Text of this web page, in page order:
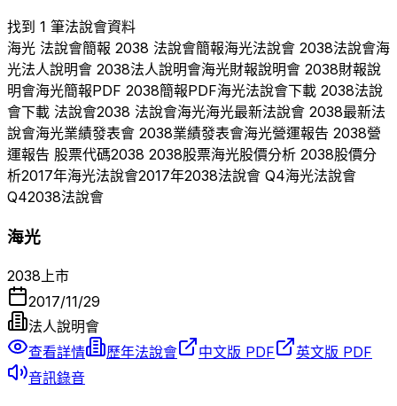
找到 1 筆法說會資料
海光 法說會簡報 2038 法說會簡報海光法說會 2038法說會海
光法人說明會 2038法人說明會海光財報說明會 2038財報說
明會海光簡報PDF 2038簡報PDF海光法說會下載 2038法說
會下載 法說會2038 法說會海光海光最新法說會 2038最新法
說會海光業績發表會 2038業績發表會海光營運報告 2038營
運報告 股票代碼2038 2038股票海光股價分析 2038股價分
析2017年海光法說會2017年2038法說會 Q4海光法說會
Q42038法說會
海光
2038 上市
2017/11/29
法人說明會
查看詳情
歷年法說會 中文版 PDF
英文版 PDF
音訊錄音